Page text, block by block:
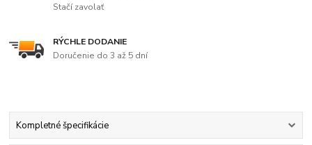
Stačí zavolať
RÝCHLE DODANIE
Doručenie do 3 až 5 dní
Kompletné špecifikácie